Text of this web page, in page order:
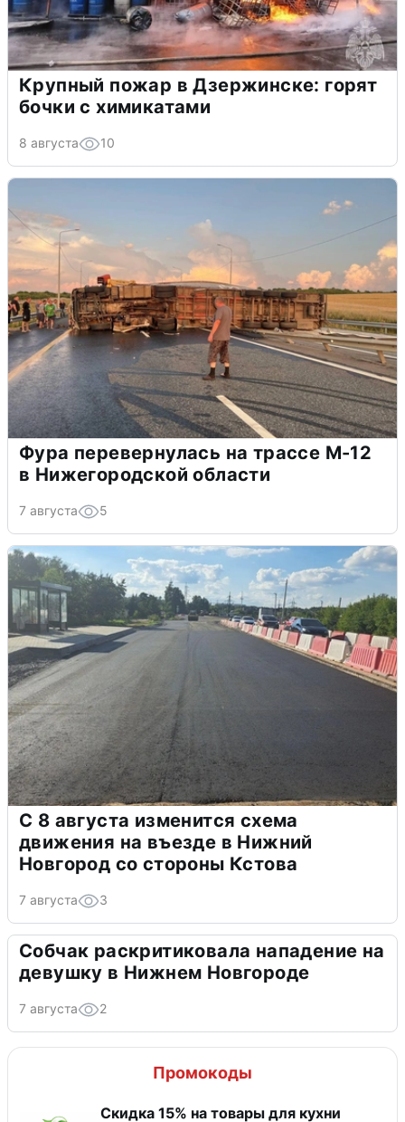
Крупный пожар в Дзержинске: горят
бочки с химикатами
8 августа 10
Фура перевернулась на трассе М-12
в Нижегородской области
7 августа 5
С 8 августа изменится схема
движения на въезде в Нижний
Новгород со стороны Кстова
7 августа 3
Собчак раскритиковала нападение на
девушку в Нижнем Новгороде
7 августа 2
Промокоды
Скидка 15% на товары для кухни